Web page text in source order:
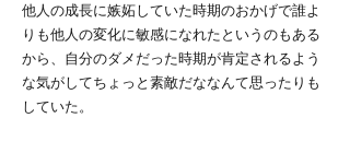
他人の成長に嫉妬していた時期のおかげで誰よ
りも他人の変化に敏感になれたというのもある
から、自分のダメだった時期が肯定されるよう
な気がしてちょっと素敵だななんて思ったりも
していた。